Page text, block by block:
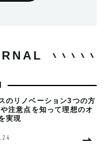
のリノベーション3つの方
注意点を知って理想のオ
実現